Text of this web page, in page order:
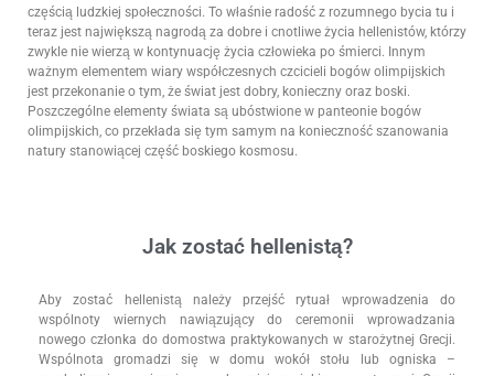
częścią ludzkiej społeczności. To właśnie radość z rozumnego bycia tu i
teraz jest największą nagrodą za dobre i cnotliwe życia hellenistów, którzy
zwykle nie wierzą w kontynuację życia człowieka po śmierci. Innym
ważnym elementem wiary współczesnych czcicieli bogów olimpijskich
jest przekonanie o tym, że świat jest dobry, konieczny oraz boski.
Poszczególne elementy świata są ubóstwione w panteonie bogów
olimpijskich, co przekłada się tym samym na konieczność szanowania
natury stanowiącej część boskiego kosmosu.
Jak zostać hellenistą?
Aby zostać hellenistą należy przejść rytuał wprowadzenia do
wspólnoty wiernych nawiązujący do ceremonii wprowadzania
nowego członka do domostwa praktykowanych w starożytnej Grecji.
Wspólnota gromadzi się w domu wokół stołu lub ogniska –